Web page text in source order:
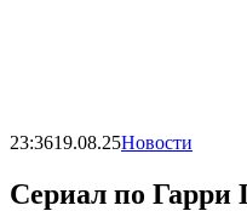
23:3619.08.25Новости
Сериал по Гарри